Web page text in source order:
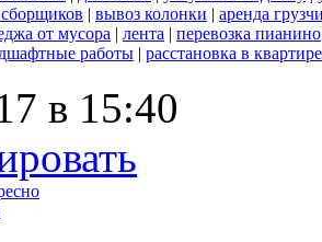
| вывоз колонки | аренда
от мусора | лента | перевозка пианино
работы | расстановка в квартире
в 15:40